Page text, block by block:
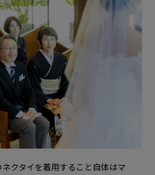
クタイを着用すること自体はマ